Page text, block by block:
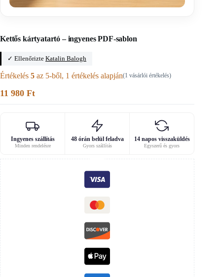
Kettős kártyatartó – ingyenes PDF-sablon
✓ Ellenőrizte Katalin Balogh
Értékelés 5 az 5-ből, 1 értékelés alapján(1 vásárlói értékelés)
11 980 Ft
Ingyenes szállítás
Minden rendelésre
48 órán belül feladva
Gyors szállítás
14 napos visszaküldés
Egyszerű és gyors